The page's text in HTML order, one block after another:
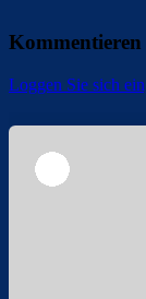
Loggen Sie sich